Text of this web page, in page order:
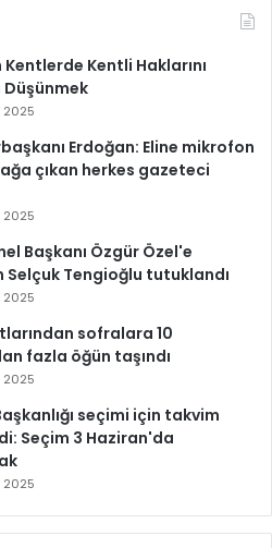
Kentlerde Kentli Haklarını
Düşünmek
2025
Erdoğan: Eline mikrofon
çıkan herkes gazeteci
2025
Başkanı Özgür Özel'e
Selçuk Tengioğlu tutuklandı
2025
sofralara 10
fazla öğün taşındı
2025
seçimi için takvim
Seçim 3 Haziran'da
2025